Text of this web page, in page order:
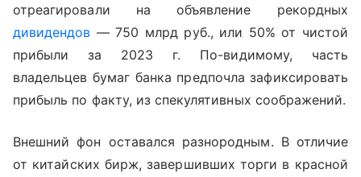
отреагировали на объявление рекордных
дивидендов — 750 млрд руб., или 50% от чистой
прибыли за 2023 г. По-видимому, часть
владельцев бумаг банка предпочла зафиксировать
прибыль по факту, из спекулятивных соображений.
Внешний фон оставался разнородным. В отличие
от китайских бирж, завершивших торги в красной